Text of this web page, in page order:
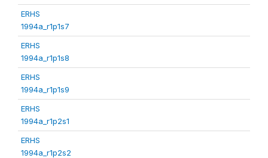
ERHS
1994a_r1p1s7
ERHS
1994a_r1p1s8
ERHS
1994a_r1p1s9
ERHS
1994a_r1p2s1
ERHS
1994a_r1p2s2